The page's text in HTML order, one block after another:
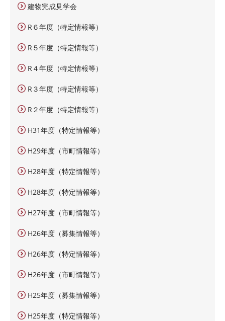
建物完成見学会
R６年度（特定情報等）
R５年度（特定情報等）
R４年度（特定情報等）
R３年度（特定情報等）
R２年度（特定情報等）
H31年度（特定情報等）
H29年度（市町情報等）
H28年度（特定情報等）
H28年度（特定情報等）
H27年度（市町情報等）
H26年度（募集情報等）
H26年度（特定情報等）
H26年度（市町情報等）
H25年度（募集情報等）
H25年度（特定情報等）